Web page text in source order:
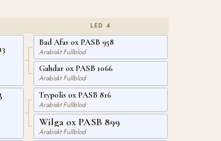
LED 4
Bad Afas ox PASB 958
Arabiskt Fullblod
Gahdar ox PASB 1066
Arabiskt Fullblod
Trypolis ox PASB 816
Arabiskt Fullblod
Wilga ox PASB 899
Arabiskt Fullblod